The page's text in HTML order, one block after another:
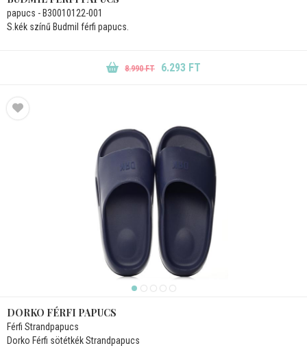
papucs - B30010122-001
S.kék színű Budmil férfi papucs.
8.990 FT 6.293 FT
DORKO FÉRFI PAPUCS
Férfi Strandpapucs
Dorko Férfi sötétkék Strandpapucs